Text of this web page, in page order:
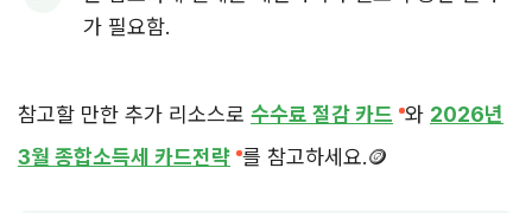
가 필요함.
참고할 만한 추가 리소스로 수수료 절감 카드 와 2026년
3월 종합소득세 카드전략 를 참고하세요.🪙